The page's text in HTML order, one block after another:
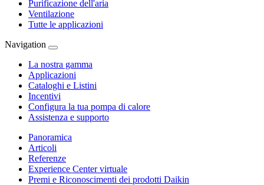
Purificazione dell'aria
Ventilazione
Tutte le applicazioni
Navigation
La nostra gamma
Applicazioni
Cataloghi e Listini
Incentivi
Configura la tua pompa di calore
Assistenza e supporto
Panoramica
Articoli
Referenze
Experience Center virtuale
Premi e Riconoscimenti dei prodotti Daikin